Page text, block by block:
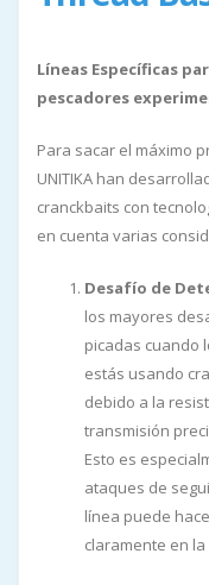
Líneas Específicas
pescadores
Para sacar el máximo
UNITIKA han
cranckbaits con
en cuenta varias
Desafío de
los mayores
picadas cuando
estás usando
debido a la
transmisión
Esto es
ataques de
línea puede
claramente en la